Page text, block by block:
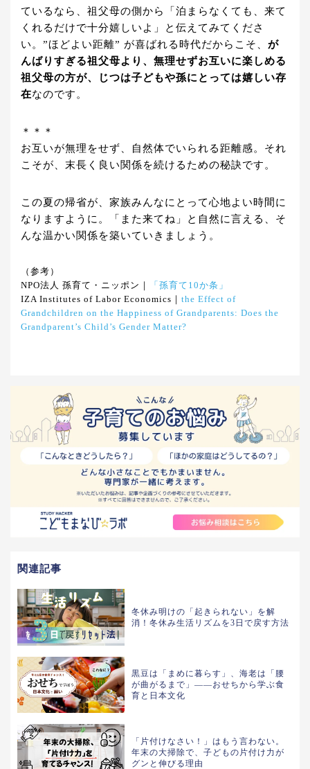
ているなら、祖父母の側から「泊まらなくても、来て
くれるだけで十分嬉しいよ」と伝えてみてくださ
い。”ほどよい距離” が喜ばれる時代だからこそ、 が
んばりすぎる祖父母より、無理せずお互いに楽しめる
祖父母の方が、じつは子どもや孫にとっては嬉しい存
在なのです。
＊＊＊
お互いが無理をせず、自然体でいられる距離感。それ
こそが、末長く良い関係を続けるための秘訣です。
この夏の帰省が、家族みんなにとって心地よい時間に
なりますように。「また来てね」と自然に言える、そ
んな温かい関係を築いていきましょう。
（参考）
NPO法人 孫育て・ニッポン｜
「孫育て10か条」
IZA Institutes of Labor Economics｜ the Effect of
Grandchildren on the Happiness of Grandparents: Does the
Grandparent’s Child’s Gender Matter?
関連記事
冬休み明けの「起きられない」を解
消！冬休み生活リズムを3日で戻す方法
黒豆は「まめに暮らす」、海老は「腰
が曲がるまで」——おせちから学ぶ食
育と日本文化
「片付けなさい！」はもう言わない。
年末の大掃除で、子どもの片付け力が
グンと伸びる理由